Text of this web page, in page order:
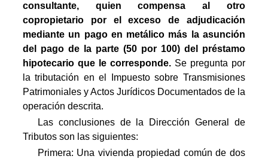
consultante, quien compensa al otro
copropietario por el exceso de adjudicación
mediante un pago en metálico más la asunción
del pago de la parte (50 por 100) del préstamo
hipotecario que le corresponde. Se pregunta por
la tributación en el Impuesto sobre Transmisiones
Patrimoniales y Actos Jurídicos Documentados de la
operación descrita.
Las conclusiones de la Dirección General de
Tributos son las siguientes:
Primera: Una vivienda propiedad común de dos